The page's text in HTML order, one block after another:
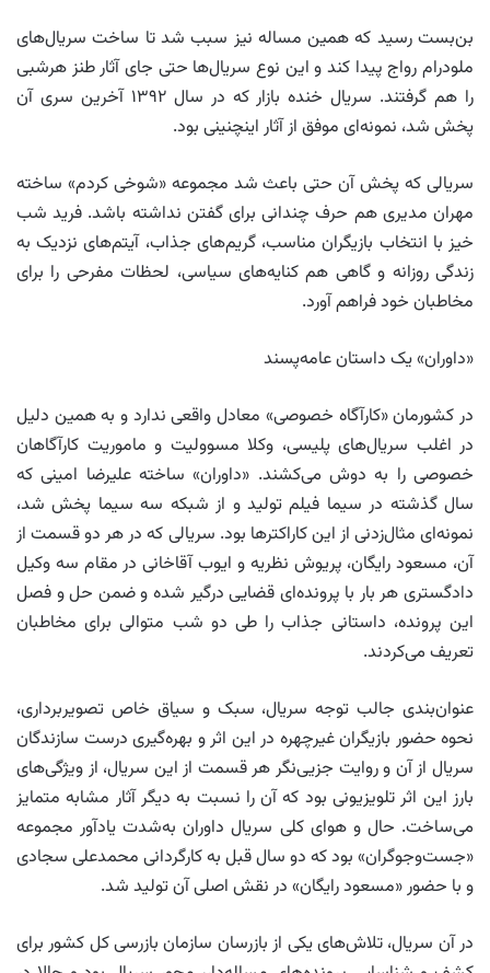
بن‌بست رسید که همین مساله نیز سبب شد تا ساخت سریال‌های
ملودرام رواج پیدا کند و این نوع سریال‌ها حتی جای آثار طنز هرشبی
را هم گرفتند. سریال خنده بازار که در سال ۱۳۹۲ آخرین سری آن
پخش شد، نمونه‌ای موفق از آثار اینچنینی بود.
سریالی که پخش آن حتی باعث شد مجموعه «شوخی کردم» ساخته
مهران مدیری هم حرف چندانی برای گفتن نداشته باشد. فرید شب
خیز با انتخاب بازیگران مناسب، گریم‌های جذاب، آیتم‌های نزدیک به
زندگی روزانه و گاهی هم کنایه‌های سیاسی، لحظات مفرحی را برای
مخاطبان خود فراهم آورد.
«داوران» یک داستان عامه‌پسند
در کشورمان «کارآگاه خصوصی» معادل واقعی ندارد و به همین دلیل
در اغلب سریال‌های پلیسی، وکلا مسوولیت و ماموریت کارآگاهان
خصوصی را به دوش می‌کشند. «داوران» ساخته علیرضا امینی که
سال گذشته در سیما فیلم تولید و از شبکه سه سیما پخش شد،
نمونه‌ای مثال‌زدنی از این کاراکترها بود. سریالی که در هر دو قسمت از
آن، مسعود رایگان، پریوش نظریه و ایوب آقاخانی در مقام سه وکیل
دادگستری هر بار با پرونده‌ای قضایی درگیر شده و ضمن حل و فصل
این پرونده، داستانی جذاب را طی دو شب متوالی برای مخاطبان
تعریف می‌کردند.
عنوان‌بندی جالب توجه سریال، سبک و سیاق خاص تصویربرداری،
نحوه حضور بازیگران غیرچهره در این اثر و بهره‌گیری درست سازندگان
سریال از آن و روایت جزیی‌نگر هر قسمت از این سریال، از ویژگی‌های
بارز این اثر تلویزیونی بود که آن را نسبت به دیگر آثار مشابه متمایز
می‌ساخت. حال و هوای کلی سریال داوران به‌شدت یادآور مجموعه
«جست‌وجوگران» بود که دو سال قبل به کارگردانی محمدعلی سجادی
و با حضور «مسعود رایگان» در نقش اصلی آن تولید شد.
در آن سریال، تلاش‌های یکی از بازرسان سازمان بازرسی کل کشور برای